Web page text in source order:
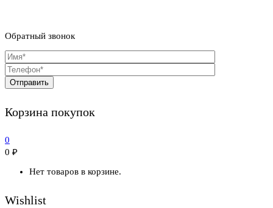
Обратный звонок
Корзина покупок
0
0 ₽
Нет товаров в корзине.
Wishlist